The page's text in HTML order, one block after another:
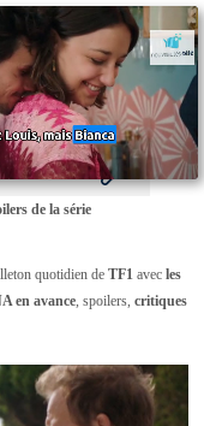
de la série
quotidien deTF1 avecles
en avance, spoilers,critiques